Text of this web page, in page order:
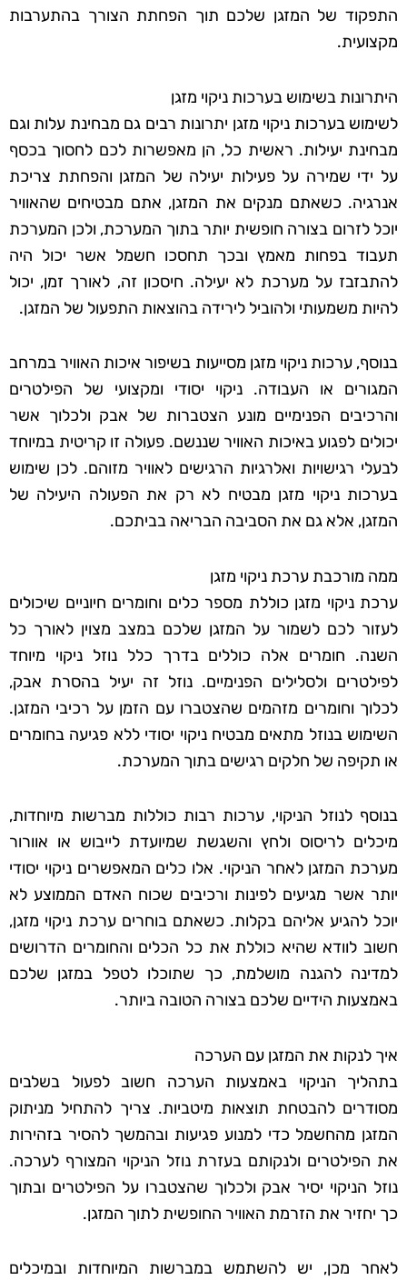
התפקוד של המזגן שלכם תוך הפחתת הצורך בהתערבות
מקצועית.
היתרונות בשימוש בערכות ניקוי מזגן
לשימוש בערכות ניקוי מזגן יתרונות רבים גם מבחינת עלות וגם
מבחינת יעילות. ראשית כל, הן מאפשרות לכם לחסוך בכסף
על ידי שמירה על פעילות יעילה של המזגן והפחתת צריכת
אנרגיה. כשאתם מנקים את המזגן, אתם מבטיחים שהאוויר
יוכל לזרום בצורה חופשית יותר בתוך המערכת, ולכן המערכת
תעבוד בפחות מאמץ ובכך תחסכו חשמל אשר יכול היה
להתבזבז על מערכת לא יעילה. חיסכון זה, לאורך זמן, יכול
להיות משמעותי ולהוביל לירידה בהוצאות התפעול של המזגן.
בנוסף, ערכות ניקוי מזגן מסייעות בשיפור איכות האוויר במרחב
המגורים או העבודה. ניקוי יסודי ומקצועי של הפילטרים
והרכיבים הפנימיים מונע הצטברות של אבק ולכלוך אשר
יכולים לפגוע באיכות האוויר שננשם. פעולה זו קריטית במיוחד
לבעלי רגישויות ואלרגיות הרגישים לאוויר מזוהם. לכן שימוש
בערכות ניקוי מזגן מבטיח לא רק את הפעולה היעילה של
המזגן, אלא גם את הסביבה הבריאה בביתכם.
ממה מורכבת ערכת ניקוי מזגן
ערכת ניקוי מזגן כוללת מספר כלים וחומרים חיוניים שיכולים
לעזור לכם לשמור על המזגן שלכם במצב מצוין לאורך כל
השנה. חומרים אלה כוללים בדרך כלל נוזל ניקוי מיוחד
לפילטרים ולסלילים הפנימיים. נוזל זה יעיל בהסרת אבק,
לכלוך וחומרים מזהמים שהצטברו עם הזמן על רכיבי המזגן.
השימוש בנוזל מתאים מבטיח ניקוי יסודי ללא פגיעה בחומרים
או תקיפה של חלקים רגישים בתוך המערכת.
בנוסף לנוזל הניקוי, ערכות רבות כוללות מברשות מיוחדות,
מיכלים לריסוס ולחץ והשגשת שמיועדת לייבוש או אוורור
מערכת המזגן לאחר הניקוי. אלו כלים המאפשרים ניקוי יסודי
יותר אשר מגיעים לפינות ורכיבים שכוח האדם הממוצע לא
יוכל להגיע אליהם בקלות. כשאתם בוחרים ערכת ניקוי מזגן,
חשוב לוודא שהיא כוללת את כל הכלים והחומרים הדרושים
למדינה להגנה מושלמת, כך שתוכלו לטפל במזגן שלכם
באמצעות הידיים שלכם בצורה הטובה ביותר.
איך לנקות את המזגן עם הערכה
בתהליך הניקוי באמצעות הערכה חשוב לפעול בשלבים
מסודרים להבטחת תוצאות מיטביות. צריך להתחיל מניתוק
המזגן מהחשמל כדי למנוע פגיעות ובהמשך להסיר בזהירות
את הפילטרים ולנקותם בעזרת נוזל הניקוי המצורף לערכה.
נוזל הניקוי יסיר אבק ולכלוך שהצטברו על הפילטרים ובתוך
כך יחזיר את הזרמת האוויר החופשית לתוך המזגן.
לאחר מכן, יש להשתמש במברשות המיוחדות ובמיכלים